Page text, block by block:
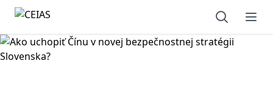
Open